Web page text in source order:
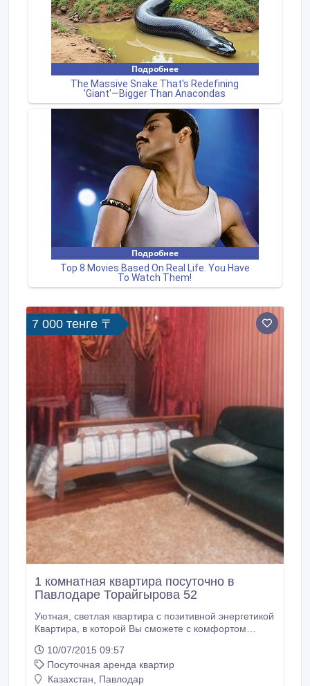
7 000 тенге 〒
1 комнатная квартира посуточно в
Павлодаре Торайгырова 52
Уютная, светлая квартира с позитивной энергетикой
Квартира, в которой Вы сможете с комфортом
Вам будет приятно и спокойно! Расположена в
самом центре города на пересечении улиц 1 мая и
Торайгырова, в районе где можно активно решать
10/07/2015 09:57
Посуточная аренда квартир
Казахстан, Павлодар